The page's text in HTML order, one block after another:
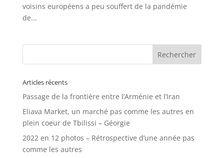
voisins européens a peu souffert de la pandémie
de...
Articles récents
Passage de la frontière entre l’Arménie et l’Iran
Eliava Market, un marché pas comme les autres en
plein coeur de Tbilissi – Géorgie
2022 en 12 photos – Rétrospective d’une année pas
comme les autres